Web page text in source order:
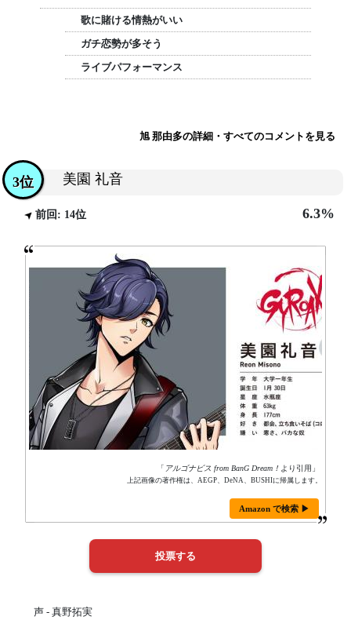
歌に賭ける情熱がいい
ガチ恋勢が多そう
ライブパフォーマンス
旭 那由多の詳細・すべてのコメントを見る
美園 礼音
3位
前回: 14位 6.3%
「 アルゴナビス from BanG Dream！ より引用」
上記画像の著作権は、AEGP、DeNA、BUSHIに帰属します。
Amazon で検索 ▶
声 - 真野拓実